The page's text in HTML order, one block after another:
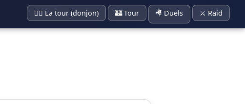
🧙‍♀️ La tour (donjon) 🏰 Tour 🤻 Duels ⚔️ Raid